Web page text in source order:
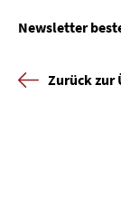
Newsletter
Zurück zur